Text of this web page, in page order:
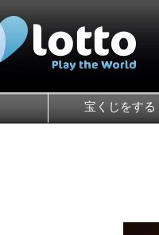
宝くじをする